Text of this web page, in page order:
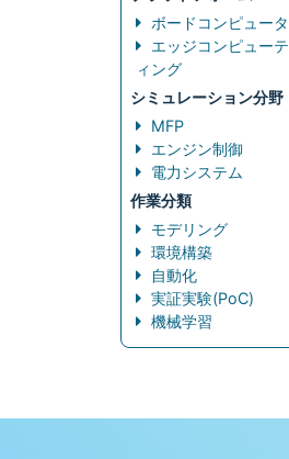
ボードコンピュータ
エッジコンピューテ
ィング
シミュレーション分野
MFP
エンジン制御
電力システム
作業分類
モデリング
環境構築
自動化
実証実験(PoC)
機械学習